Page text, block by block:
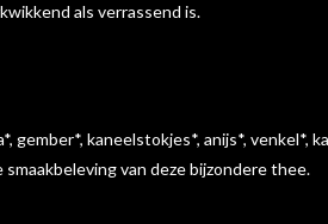
als verrassend is.
kaneelstokjes*, anijs*, venkel*,
van deze bijzondere thee.